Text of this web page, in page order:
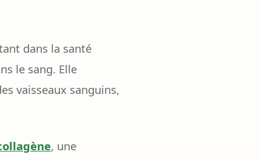
dans la santé
le sang. Elle
vaisseaux sanguins,
, une